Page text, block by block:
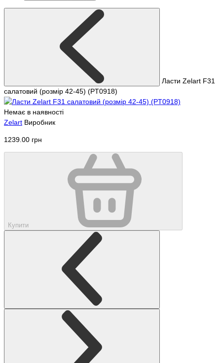
Ласти Zelart F31
салатовий (розмір 42-45) (PT0918)
Немає в наявності
Zelart Виробник
1239.00 грн
Купити